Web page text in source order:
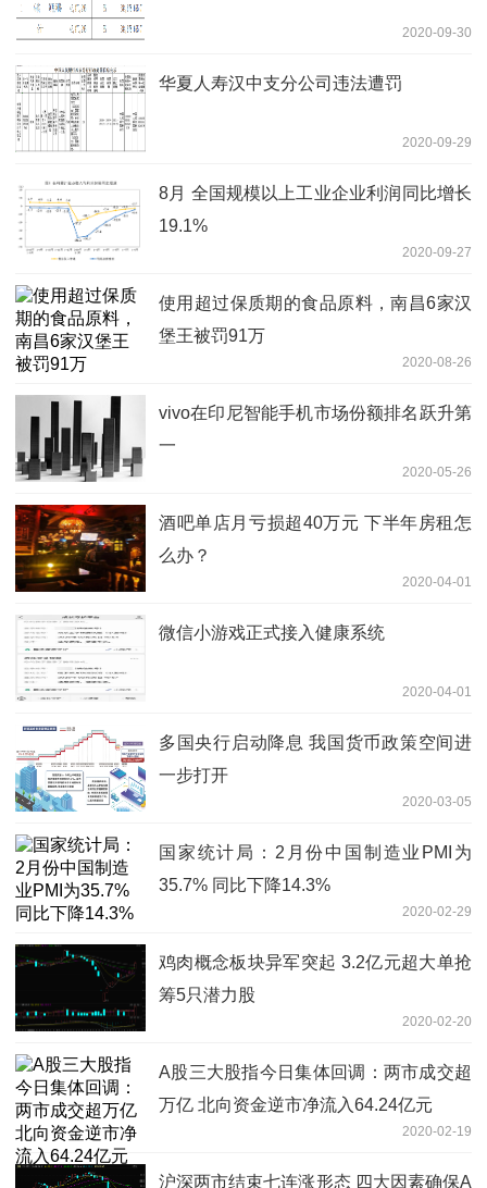
2020-09-30
华夏人寿汉中支分公司违法遭罚
2020-09-29
8月 全国规模以上工业企业利润同比增长
19.1%
2020-09-27
使用超过保质期的食品原料，南昌6家汉
堡王被罚91万
2020-08-26
vivo在印尼智能手机市场份额排名跃升第
一
2020-05-26
酒吧单店月亏损超40万元 下半年房租怎
么办？
2020-04-01
微信小游戏正式接入健康系统
2020-04-01
多国央行启动降息 我国货币政策空间进
一步打开
2020-03-05
国家统计局：2月份中国制造业PMI为
35.7% 同比下降14.3%
2020-02-29
鸡肉概念板块异军突起 3.2亿元超大单抢
筹5只潜力股
2020-02-20
A股三大股指今日集体回调：两市成交超
万亿 北向资金逆市净流入64.24亿元
2020-02-19
沪深两市结束七连涨形态 四大因素确保A